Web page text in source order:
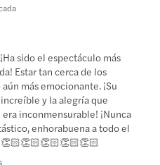
sido el espectáculo más
Estar tan cerca de los
más emocionante. ¡Su
y la alegría que
inconmensurable! ¡Nunca
enhorabuena a todo el